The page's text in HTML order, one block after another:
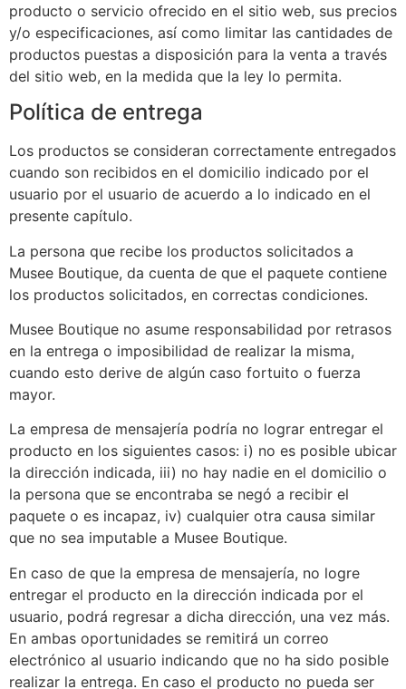
producto o servicio ofrecido en el sitio web, sus precios
y/o especificaciones, así como limitar las cantidades de
productos puestas a disposición para la venta a través
del sitio web, en la medida que la ley lo permita.
Política de entrega
Los productos se consideran correctamente entregados
cuando son recibidos en el domicilio indicado por el
usuario por el usuario de acuerdo a lo indicado en el
presente capítulo.
La persona que recibe los productos solicitados a
Musee Boutique, da cuenta de que el paquete contiene
los productos solicitados, en correctas condiciones.
Musee Boutique no asume responsabilidad por retrasos
en la entrega o imposibilidad de realizar la misma,
cuando esto derive de algún caso fortuito o fuerza
mayor.
La empresa de mensajería podría no lograr entregar el
producto en los siguientes casos: i) no es posible ubicar
la dirección indicada, iii) no hay nadie en el domicilio o
la persona que se encontraba se negó a recibir el
paquete o es incapaz, iv) cualquier otra causa similar
que no sea imputable a Musee Boutique.
En caso de que la empresa de mensajería, no logre
entregar el producto en la dirección indicada por el
usuario, podrá regresar a dicha dirección, una vez más.
En ambas oportunidades se remitirá un correo
electrónico al usuario indicando que no ha sido posible
realizar la entrega. En caso el producto no pueda ser